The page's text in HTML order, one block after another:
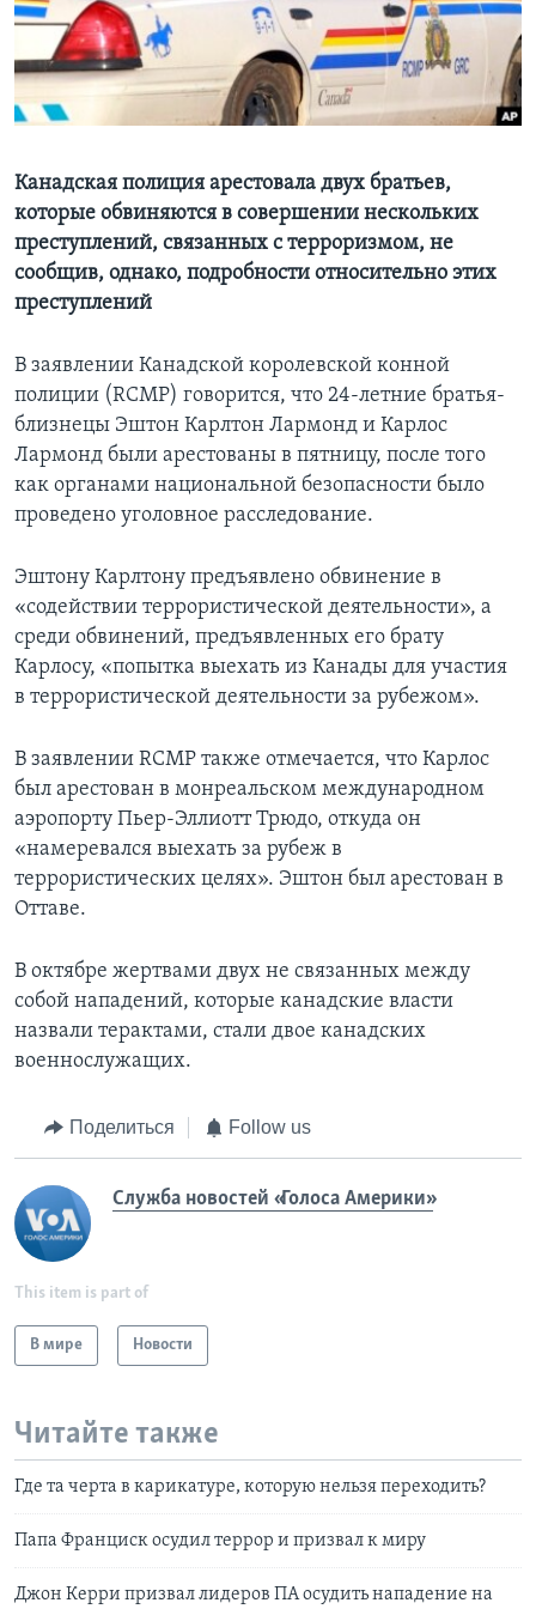
Learning English
СОЦИАЛЬНЫЕ СЕТИ
Языки
Канадская полиция арестовала двух братьев,
которые обвиняются в совершении нескольких
преступлений, связанных с терроризмом, не
сообщив, однако, подробности относительно этих
преступлений
В заявлении Канадской королевской конной
полиции (RCMP) говорится, что 24-летние братья-
близнецы Эштон Карлтон Лармонд и Карлос
Лармонд были арестованы в пятницу, после того
как органами национальной безопасности было
проведено уголовное расследование.
Эштону Карлтону предъявлено обвинение в
«содействии террористической деятельности», а
среди обвинений, предъявленных его брату
Карлосу, «попытка выехать из Канады для участия
в террористической деятельности за рубежом».
В заявлении RCMP также отмечается, что Карлос
был арестован в монреальском международном
аэропорту Пьер-Эллиотт Трюдо, откуда он
«намеревался выехать за рубеж в
террористических целях». Эштон был арестован в
Оттаве.
В октябре жертвами двух не связанных между
собой нападений, которые канадские власти
назвали терактами, стали двое канадских
военнослужащих.
Поделиться Follow us
Служба новостей «Голоса Америки»
This item is part of
В мире Новости
Читайте также
Где та черта в карикатуре, которую нельзя переходить?
Папа Франциск осудил террор и призвал к миру
Джон Керри призвал лидеров ПА осудить нападение на